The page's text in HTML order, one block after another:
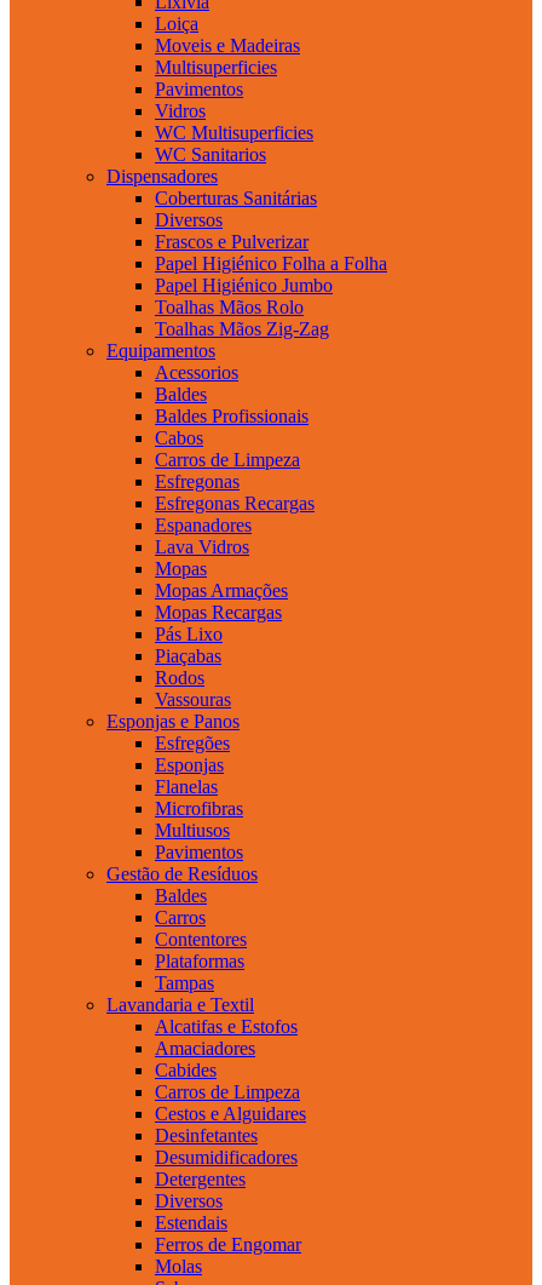
Loiça
Moveis e Madeiras
Multisuperficies
Pavimentos
Vidros
WC Multisuperficies
WC Sanitarios
Dispensadores
Coberturas Sanitárias
Diversos
Frascos e Pulverizar
Papel Higiénico Folha a Folha
Papel Higiénico Jumbo
Toalhas Mãos Rolo
Toalhas Mãos Zig-Zag
Equipamentos
Acessorios
Baldes
Baldes Profissionais
Cabos
Carros de Limpeza
Esfregonas
Esfregonas Recargas
Espanadores
Lava Vidros
Mopas
Mopas Armações
Mopas Recargas
Pás Lixo
Piaçabas
Rodos
Vassouras
Esponjas e Panos
Esfregões
Esponjas
Flanelas
Microfibras
Multiusos
Pavimentos
Gestão de Resíduos
Baldes
Carros
Contentores
Plataformas
Tampas
Lavandaria e Textil
Alcatifas e Estofos
Amaciadores
Cabides
Carros de Limpeza
Cestos e Alguidares
Desinfetantes
Desumidificadores
Detergentes
Diversos
Estendais
Ferros de Engomar
Molas